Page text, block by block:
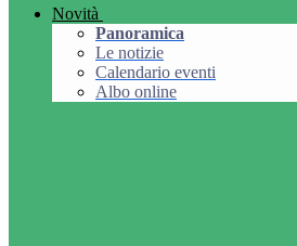
Novità
Panoramica
Le notizie
Calendario eventi
Albo online